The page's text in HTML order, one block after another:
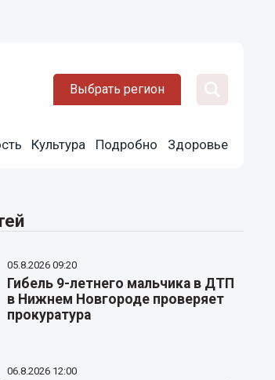
Выбрать регион
Культура Подробно Здоровье
05.8.2026 09:20
Гибель 9-летнего мальчика в ДТП
в Нижнем Новгороде проверяет
прокуратура
06.8.2026 12:00